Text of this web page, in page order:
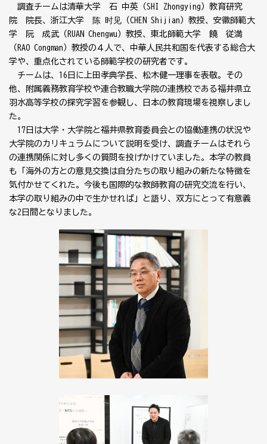
調査チームは清華大学 石 中英（SHI Zhongying）教育研究
院 院長、浙江大学 陈 时见（CHEN Shijian）教授、安徽師範大
学 阮 成武（RUAN Chengwu）教授、東北師範大学 饒 従満
（RAO Congman）教授の４人で、中華人民共和国を代表する総合大
学や、重点化されている師範学校の研究者です。
チームは、16日に上田孝典学長、松木健一理事を表敬。その
他、附属義務教育学校や連合教職大学院の連携校である福井県立
羽水高等学校の探究学習を参観し、日本の教育現場を視察しまし
た。
17日は大学・大学院と福井県教育委員会との協働連携の状況や
大学院のカリキュラムについて説明を受け、調査チームはそれら
の連携関係に対し多くの質問を投げかけていました。本学の教員
も「海外の方との意見交換は自分たちの取り組みの新たな特徴を
気付かせてくれた。今後も国際的な教師教育の研究交流を行い、
本学の取り組みの中で生かせれば」と語り、双方にとって有意義
な2日間となりました。